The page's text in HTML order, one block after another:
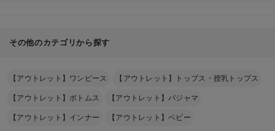
その他のカテゴリから探す
【アウトレット】ワンピース 【アウトレット】トップス・授乳トップス
【アウトレット】ボトムス 【アウトレット】パジャマ
【アウトレット】インナー 【アウトレット】ベビー